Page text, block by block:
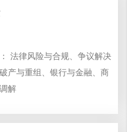
法律风险与合规、争议解决
产与重组、银行与金融、商
解